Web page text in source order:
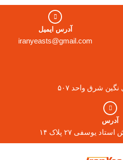
آدرس ایمیل
iranyeasts@gmail.com
شرق واحد ۵۰۷
آدرس
یوسفی ۲۷ پلاک ۱۴